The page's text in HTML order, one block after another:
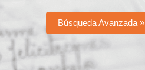
Búsqueda Avanzada »